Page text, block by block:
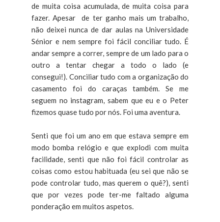
de muita coisa acumulada, de muita coisa para
fazer. Apesar de ter ganho mais um trabalho,
não deixei nunca de dar aulas na Universidade
Sénior e nem sempre foi fácil conciliar tudo. É
andar sempre a correr, sempre de um lado para o
outro a tentar chegar a todo o lado (e
consegui!). Conciliar tudo com a organização do
casamento foi do caraças também. Se me
seguem no instagram, sabem que eu e o Peter
fizemos quase tudo por nós. Foi uma aventura.
Senti que foi um ano em que estava sempre em
modo bomba relógio e que explodi com muita
facilidade, senti que não foi fácil controlar as
coisas como estou habituada (eu sei que não se
pode controlar tudo, mas querem o quê?), senti
que por vezes pode ter-me faltado alguma
ponderação em muitos aspetos.